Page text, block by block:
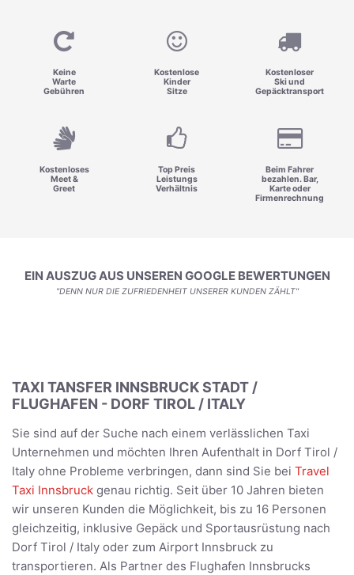
Keine
Warte
Gebühren
Kostenlose
Kinder
Sitze
Kostenloser
Ski und
Gepäcktransport
Kostenloses
Meet &
Greet
Top Preis
Leistungs
Verhältnis
Beim Fahrer
bezahlen. Bar,
Karte oder
Firmenrechnung
EIN AUSZUG AUS UNSEREN GOOGLE BEWERTUNGEN
"DENN NUR DIE ZUFRIEDENHEIT UNSERER KUNDEN ZÄHLT"
TAXI TANSFER INNSBRUCK STADT /
FLUGHAFEN - DORF TIROL / ITALY
Sie sind auf der Suche nach einem verlässlichen Taxi
Unternehmen und möchten Ihren Aufenthalt in Dorf Tirol /
Italy ohne Probleme verbringen, dann sind Sie bei Travel
Taxi Innsbruck genau richtig. Seit über 10 Jahren bieten
wir unseren Kunden die Möglichkeit, bis zu 16 Personen
gleichzeitig, inklusive Gepäck und Sportausrüstung nach
Dorf Tirol / Italy oder zum Airport Innsbruck zu
transportieren. Als Partner des Flughafen Innsbrucks